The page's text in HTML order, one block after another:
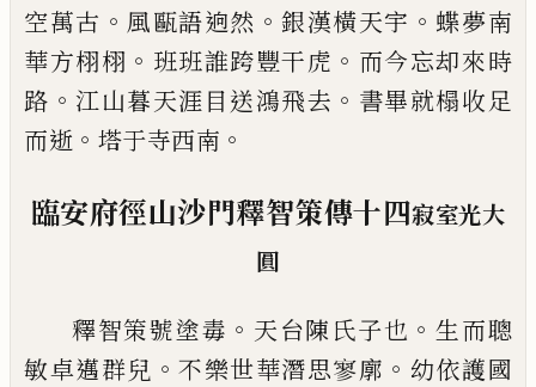
空萬古 。 風甌語逈然 。銀漢橫天宇 。 蝶夢南
華方栩栩 。 班班誰跨豐干虎 。 而今忘却來時
路 。 江山暮天涯目送鴻飛去 。 書畢就榻收足
而逝 。 塔于寺西南 。
臨安府徑山沙門釋智策傳十四寂室光大
圓
釋智策號塗毒 。 天台陳氏子也 。生而聰
敏卓邁群兒 。不樂世華潛思寥廓 。 幼依護國